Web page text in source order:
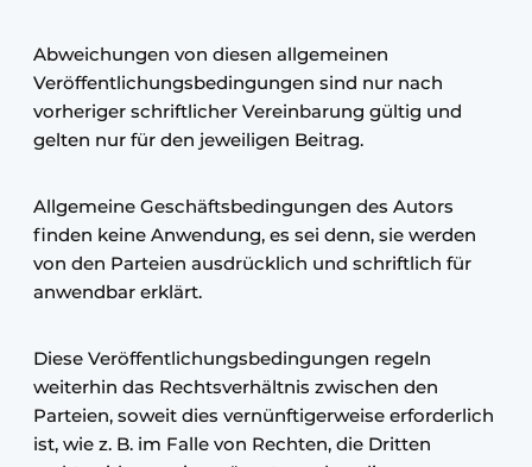
Abweichungen von diesen allgemeinen
Veröffentlichungsbedingungen sind nur nach
vorheriger schriftlicher Vereinbarung gültig und
gelten nur für den jeweiligen Beitrag.
Allgemeine Geschäftsbedingungen des Autors
finden keine Anwendung, es sei denn, sie werden
von den Parteien ausdrücklich und schriftlich für
anwendbar erklärt.
Diese Veröffentlichungsbedingungen regeln
weiterhin das Rechtsverhältnis zwischen den
Parteien, soweit dies vernünftigerweise erforderlich
ist, wie z. B. im Falle von Rechten, die Dritten